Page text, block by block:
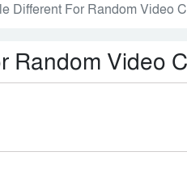
Different For Random Video
Random Video